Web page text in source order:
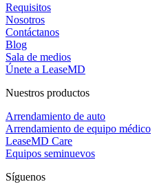
Requisitos
Nosotros
Contáctanos
Blog
Sala de medios
Únete a LeaseMD
Nuestros productos
Arrendamiento de auto
Arrendamiento de equipo médico
LeaseMD Care
Equipos seminuevos
Síguenos